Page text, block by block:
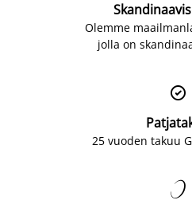
Olemme
jolla on

25 vuoden takuu
